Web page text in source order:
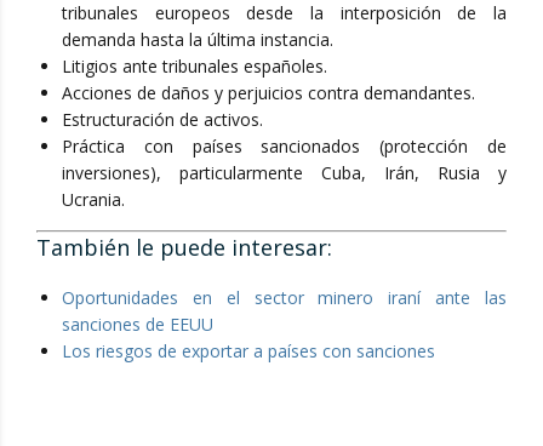
tribunales europeos desde la interposición de la
demanda hasta la última instancia.
Litigios ante tribunales españoles.
Acciones de daños y perjuicios contra demandantes.
Estructuración de activos.
Práctica con países sancionados (protección de
inversiones), particularmente Cuba, Irán, Rusia y
Ucrania.
También le puede interesar:
Oportunidades en el sector minero iraní ante las
sanciones de EEUU
Los riesgos de exportar a países con sanciones